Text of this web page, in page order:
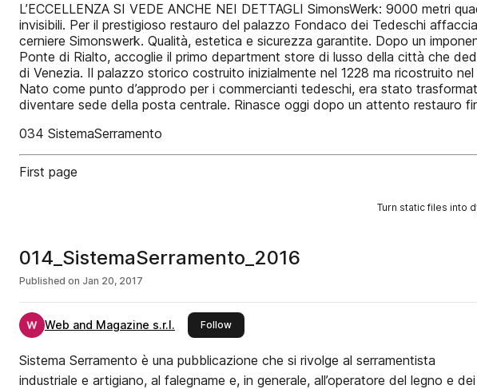
L’ECCELLENZA SI VEDE ANCHE NEI DETTAGLI SimonsWerk: 9000 metri
invisibili. Per il prestigioso restauro del palazzo Fondaco dei Tedeschi
cerniere Simonswerk. Qualità, estetica e sicurezza garantite. Dopo un
Ponte di Rialto, accoglie il primo department store di lusso della città che
di Venezia. Il palazzo storico costruito inizialmente nel 1228 ma ricostruito
Nato come punto d’approdo per i commercianti tedeschi, era stato
diventare sede della posta centrale. Rinasce oggi dopo un attento restauro
034 SistemaSerramento
First page
Turn static files into
014_SistemaSerramento_2016
Published on Jan 20, 2017
Web and Magazine s.r.l. Followthis publisher
Sistema Serramento è una pubblicazione che si rivolge al serramentista
industriale e artigiano, al falegname e, in generale, all’operatore del legno e dei